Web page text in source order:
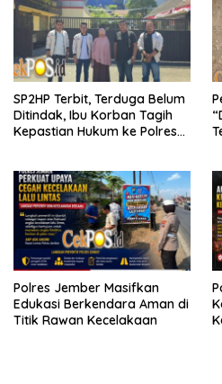
SP2HP Terbit, Terduga Belum
Ditindak, Ibu Korban Tagih
Kepastian Hukum ke Polres
Polres Jember Masifkan
Edukasi Berkendara Aman di
Titik Rawan Kecelakaan